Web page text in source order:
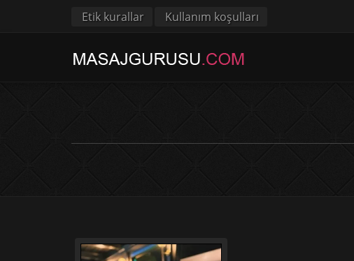
Etik kurallar Kullanım koşulları